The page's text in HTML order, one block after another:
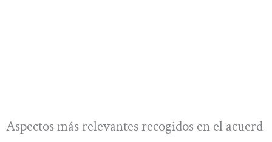
Aspectos más relevantes recogidos en el acuerd